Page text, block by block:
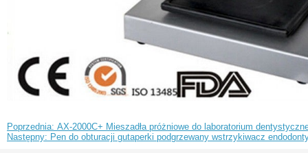
Poprzednia: AX-2000C+ Mieszadła próżniowe do laboratorium
Następny: Pen do obturacji gutaperki podgrzewany wstrzykiwacz